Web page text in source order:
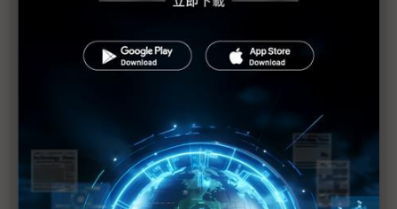
台美同步釋出無人機大單 考驗供應鏈三大備戰指標
漢翔與美國Vantor結盟 導入無人機無GPS核心技術
攸泰科技：無人機GCS訂單開始導入
金興精密布局中國外溢商機 泰國自動化產線1H26量
產